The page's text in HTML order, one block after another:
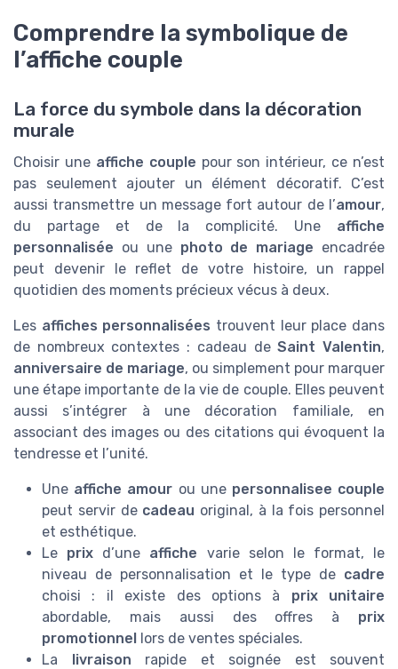
Comprendre la symbolique de
l’affiche couple
La force du symbole dans la décoration
murale
Choisir une affiche couple pour son intérieur, ce n’est
pas seulement ajouter un élément décoratif. C’est
aussi transmettre un message fort autour de l’amour,
du partage et de la complicité. Une affiche
personnalisée ou une photo de mariage encadrée
peut devenir le reflet de votre histoire, un rappel
quotidien des moments précieux vécus à deux.
Les affiches personnalisées trouvent leur place dans
de nombreux contextes : cadeau deSaint Valentin,
anniversaire de mariage, ou simplement pour marquer
une étape importante de la vie de couple. Elles peuvent
aussi s’intégrer à une décoration familiale, en
associant des images ou des citations qui évoquent la
tendresse et l’unité.
Une affiche amour ou une personnalisee couple
peut servir de cadeau original, à la fois personnel
et esthétique.
Le prix d’une affiche varie selon le format, le
niveau de personnalisation et le type de cadre
choisi : il existe des options à prix unitaire
abordable, mais aussi des offres à prix
promotionnel lors de ventes spéciales.
La livraison rapide et soignée est souvent